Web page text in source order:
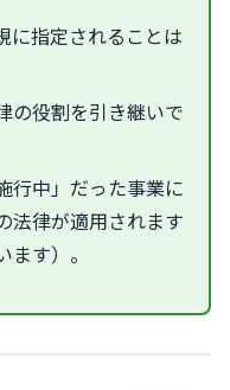
に指定されることは
の役割を引き継いで
行中」だった事業に
法律が適用されます
ます）。